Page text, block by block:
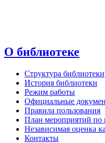
О библиотеке
Структура библиотеки
История библиотеки
Режим работы
Официальные
Правила пользования
План мероприятий по
Независимая оценка
Контакты